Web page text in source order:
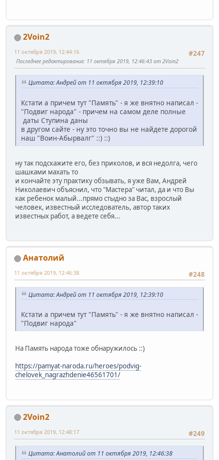
2Voin2
#247
11 октября 2019, 12:44:16
Последнее редактирование: 11 октября 2019, 12:46:43 от 2Voin2
Цитата: Андрей от 11 октября 2019, 12:39:10
Кстати а причем тут "Память" - я же внятно написал -
"Подвиг народа" - причем на самом деле полные
даты Ступина даны
в другом сайте - ну это точно вы не найдете дорогой
наш "Воин-Абырвалг" ::) ::)
ну так подскажите его, без приколов, и вся недолга, чего
шашками махать то
и кончайте эту практику обзывать, я уже Вам, Андрей
Николаевич объяснил, что "Мастера" читал, да и что Вы
как ребенок малый...прямо стыдно за Вас, взрослый
человек, известный исследователь, автор таких
известных работ, а ведете себя...
Анатолий
#248
11 октября 2019, 12:46:38
Цитата: Андрей от 11 октября 2019, 12:39:10
Кстати а причем тут "Память" - я же внятно написал -
"Подвиг народа"
На Память народа тоже обнаружилось ::)
https://pamyat-naroda.ru/heroes/podvig-
chelovek_nagrazhdenie46561701/
2Voin2
#249
11 октября 2019, 12:48:17
Цитата: Анатолий от 11 октября 2019, 12:46:38